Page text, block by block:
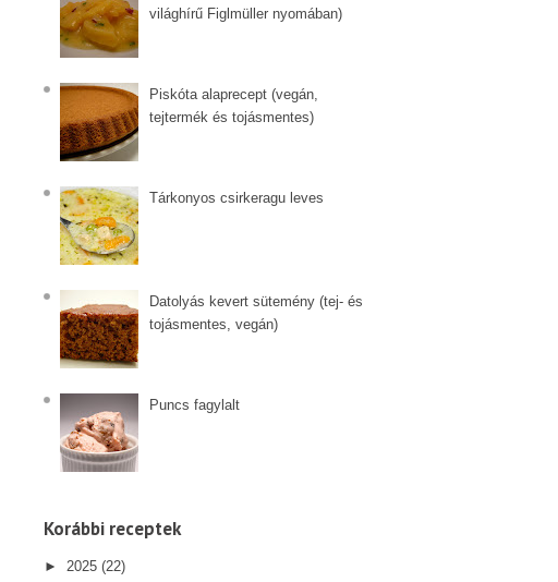
világhírű Figlmüller nyomában)
Piskóta alaprecept (vegán,
tejtermék és tojásmentes)
Tárkonyos csirkeragu leves
Datolyás kevert sütemény (tej- és
tojásmentes, vegán)
Puncs fagylalt
Korábbi receptek
► 2025 (22)